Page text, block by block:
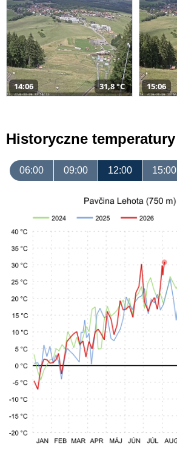
14:06 31,8 °C 15:06
Historyczne temperatury
06:00 09:00 12:00 15:00